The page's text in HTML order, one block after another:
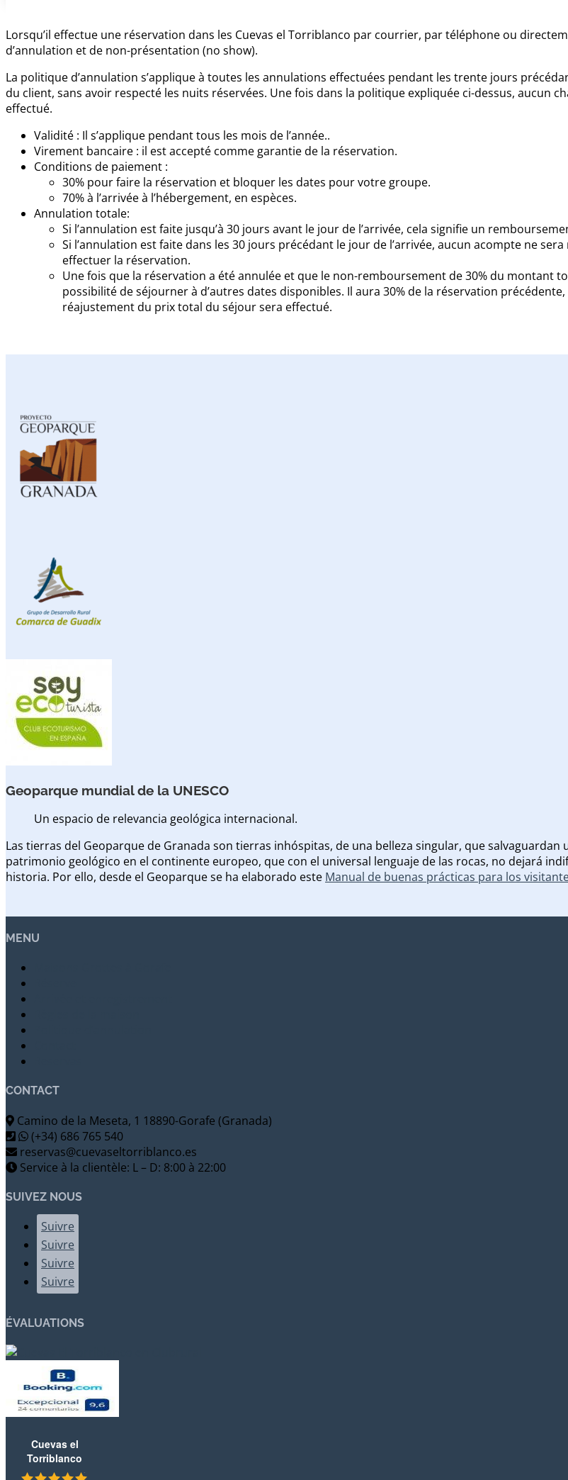
Lorsqu’il effectue une réservation dans les Cuevas el Torriblanco par courrier, par téléphone ou
d’annulation et de non-présentation (no show).
La politique d’annulation s’applique à toutes les annulations effectuées pendant les trente jours
du client, sans avoir respecté les nuits réservées. Une fois dans la politique expliquée ci-dessus, aucun
effectué.
Validité : Il s’applique pendant tous les mois de l’année..
Virement bancaire : il est accepté comme garantie de la réservation.
Conditions de paiement :
30% pour faire la réservation et bloquer les dates pour votre groupe.
70% à l’arrivée à l’hébergement, en espèces.
Annulation totale:
Si l’annulation est faite jusqu’à 30 jours avant le jour de l’arrivée, cela signifie un
Si l’annulation est faite dans les 30 jours précédant le jour de l’arrivée, aucun acompte ne
effectuer la réservation.
Une fois que la réservation a été annulée et que le non-remboursement de 30% du montant
possibilité de séjourner à d’autres dates disponibles. Il aura 30% de la réservation
réajustement du prix total du séjour sera effectué.
Geoparque mundial de la UNESCO
Un espacio de relevancia geológica internacional.
Las tierras del Geoparque de Granada son tierras inhóspitas, de una belleza singular, que
patrimonio geológico en el continente europeo, que con el universal lenguaje de las rocas, no dejará
historia. Por ello, desde el Geoparque se ha elaborado este Manual de buenas prácticas para los
MENU
CONTACT
Camino de la Meseta, 1 18890-Gorafe (Granada)
(+34) 686 765 540
reservas@cuevaseltorriblanco.es
Service à la clientèle: L – D: 8:00 à 22:00
SUIVEZ NOUS
Suivre
Suivre
Suivre
Suivre
ÉVALUATIONS
Cuevas el
Torriblanco